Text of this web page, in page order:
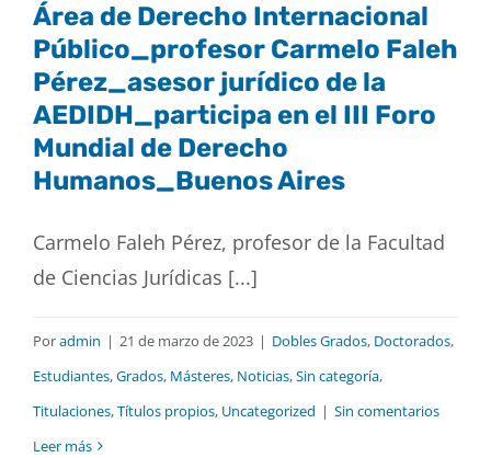
Área de Derecho Internacional
Público_profesor Carmelo Faleh
Pérez_asesor jurídico de la
AEDIDH_participa en el III Foro
Mundial de Derecho
Humanos_Buenos Aires
Carmelo Faleh Pérez, profesor de la Facultad
de Ciencias Jurídicas [...]
Poradmin | 21 de marzo de 2023 | Dobles Grados, Doctorados,
Estudiantes,Grados, Másteres, Noticias,Sin categoría,
Titulaciones,Títulos propios, Uncategorized | Sin comentarios
Leer más